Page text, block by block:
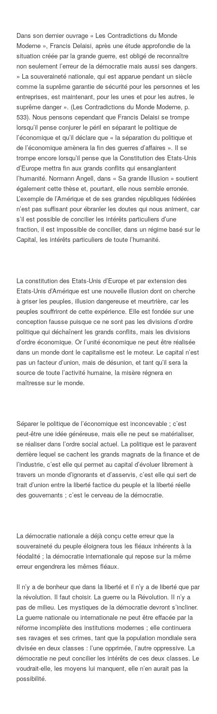
Dans son dernier ouvrage « Les Contradictions du Monde
Moderne », Francis Delaisi, après une étude approfondie de la
situation créée par la grande guerre, est obligé de reconnaître
non seulement l’erreur de la démocratie mais aussi ses dangers.
» La souveraineté nationale, qui est apparue pendant un siècle
comme la suprême garantie de sécurité pour les personnes et les
entreprises, est maintenant, pour les unes et pour les autres, le
suprême danger ». (Les Contradictions du Monde Moderne, p.
533). Nous pensons cependant que Francis Delaisi se trompe
lorsqu’il pense conjurer le péril en séparant le politique de
l’économique et qu’il déclare que « la séparation du politique et
de l’économique amènera la fin des guerres d’affaires ». Il se
trompe encore lorsqu’il pense que la Constitution des Etats-Unis
d’Europe mettra fin aux grands conflits qui ensanglantent
l’humanité. Normann Angell, dans « Sa grande Illusion » soutient
également cette thèse et, pourtant, elle nous semble erronée.
L’exemple de l’Amérique et de ses grandes républiques fédérées
n’est pas suffisant pour ébranler les doutes qui nous animent, car
s’il est possible de concilier les intérêts particuliers d’une
fraction, il est impossible de concilier, dans un régime basé sur le
Capital, les intérêts particuliers de toute l’humanité.
La constitution des Etats-Unis d’Europe et par extension des
Etats-Unis d’Amérique est une nouvelle illusion dont on cherche
à griser les peuples, illusion dangereuse et meurtrière, car les
peuples souffriront de cette expérience. Elle est fondée sur une
conception fausse puisque ce ne sont pas les divisions d’ordre
politique qui déchaînent les grands conflits, mais les divisions
d’ordre économique. Or l’unité économique ne peut être réalisée
dans un monde dont le capitalisme est le moteur. Le capital n’est
pas un facteur d’union, mais de désunion, et tant qu’il sera la
source de toute l’activité humaine, la misère régnera en
maîtresse sur le monde.
Séparer le politique de l’économique est inconcevable ; c’est
peut-être une idée généreuse, mais elle ne peut se matérialiser,
se réaliser dans l’ordre social actuel. La politique est le paravent
derrière lequel se cachent les grands magnats de la finance et de
l’industrie, c’est elle qui permet au capital d’évoluer librement à
travers un monde d’ignorants et d’asservis, c’est elle qui sert de
trait d’union entre la liberté factice du peuple et la liberté réelle
des gouvernants ; c’est le cerveau de la démocratie.
La démocratie nationale a déjà conçu cette erreur que la
souveraineté du peuple éloignera tous les fléaux inhérents à la
féodalité ; la démocratie internationale qui repose sur la même
erreur engendrera les mêmes fléaux.
Il n’y a de bonheur que dans la liberté et il n’y a de liberté que par
la révolution. Il faut choisir. La guerre ou la Révolution. II n’y a
pas de milieu. Les mystiques de la démocratie devront s’incliner.
La guerre nationale ou internationale ne peut être effacée par la
réforme incomplète des institutions modernes ; elle continuera
ses ravages et ses crimes, tant que la population mondiale sera
divisée en deux classes : l’une opprimée, l’autre oppressive. La
démocratie ne peut concilier les intérêts de ces deux classes. Le
voudrait-elle, les moyens lui manquent, elle n’en aurait pas la
possibilité.